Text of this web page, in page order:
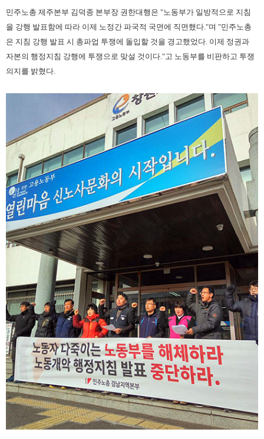
민주노총 제주본부 김덕종 본부장 권한대행은 "노동부가 일방적으로 지침
을 강행 발표함에 따라 이제 노정간 파국적 국면에 직면했다."며 "민주노총
은 지침 강행 발표 시 총파업 투쟁에 돌입할 것을 경고했었다. 이제 정권과
자본의 행정지침 강행에 투쟁으로 맞설 것이다."고 노동부를 비판하고 투쟁
의지를 밝혔다.